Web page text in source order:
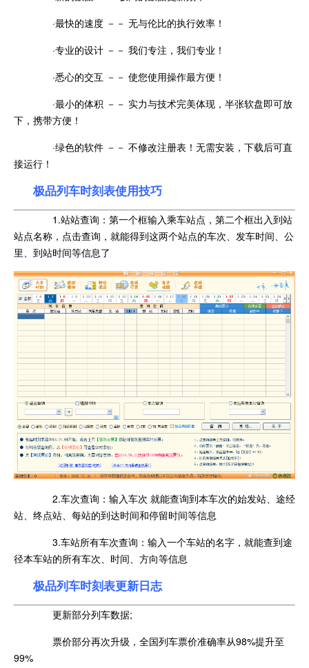
·最快的速度 －－ 无与伦比的执行效率！
·专业的设计 －－ 我们专注，我们专业！
·悉心的交互 －－ 使您使用操作最方便！
·最小的体积 －－ 实力与技术完美体现，半张软盘即可放
下，携带方便！
·绿色的软件 －－ 不修改注册表！无需安装，下载后可直
接运行！
极品列车时刻表使用技巧
1.站站查询：第一个框输入乘车站点，第二个框出入到站
站点名称，点击查询，就能得到这两个站点的车次、发车时间、公
里、到站时间等信息了
2.车次查询：输入车次 就能查询到本车次的始发站、途经
站、终点站、每站的到达时间和停留时间等信息
3.车站所有车次查询：输入一个车站的名字，就能查到途
径本车站的所有车次、时间、方向等信息
极品列车时刻表更新日志
更新部分列车数据;
票价部分再次升级，全国列车票价准确率从98%提升至
99%